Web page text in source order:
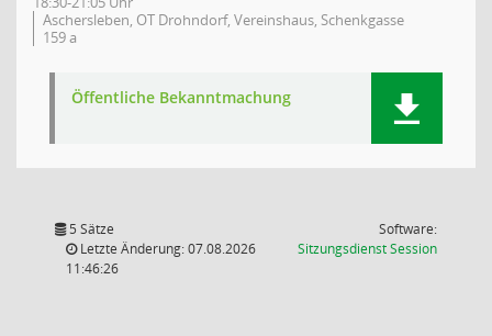
Aschersleben, OT Drohndorf, Vereinshaus, Schenkgasse
159 a
Öffentliche Bekanntmachung
5 Sätze
Letzte Änderung: 07.08.2026
11:46:26
Software:
SitzungsdienstSession(Wird in